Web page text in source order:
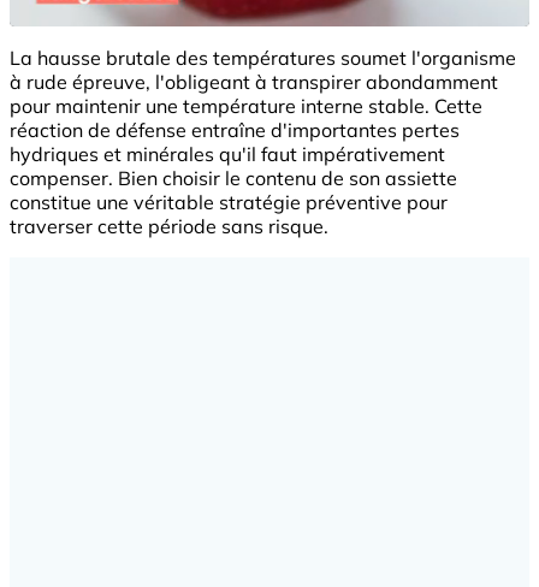
La hausse brutale des températures soumet l'organisme
à rude épreuve, l'obligeant à transpirer abondamment
pour maintenir une température interne stable. Cette
réaction de défense entraîne d'importantes pertes
hydriques et minérales qu'il faut impérativement
compenser. Bien choisir le contenu de son assiette
constitue une véritable stratégie préventive pour
traverser cette période sans risque.